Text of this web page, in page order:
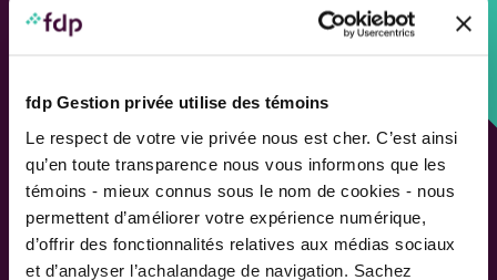
fdp Gestion privée utilise des témoins
Le respect de votre vie privée nous est cher. C’est ainsi
qu’en toute transparence nous vous informons que les
témoins - mieux connus sous le nom de cookies - nous
permettent d’améliorer votre expérience numérique,
d’offrir des fonctionnalités relatives aux médias sociaux
et d’analyser l’achalandage de navigation. Sachez
Approche personnalisée,
LIENS RAPIDES
Outils de rendement
Calcul de performance
Publications
Parler à un conseiller